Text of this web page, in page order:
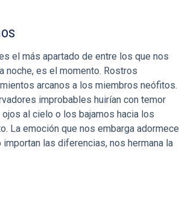
el más apartado de entre los que nos
noche, es el momento. Rostros
arcanos a los miembros neófitos.
improbables huirían con temor
al cielo o los bajamos hacia los
La emoción que nos embarga adormece
las diferencias, nos hermana la